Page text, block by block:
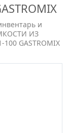
и
ИЗ
100 GASTROMIX